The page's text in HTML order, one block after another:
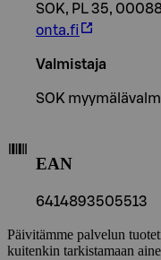
SOK, PL 35,
onta.fi
Valmistaja
SOK
EAN
6414893505513
Päivitämme palvelun
kuitenkin tarkistamaan